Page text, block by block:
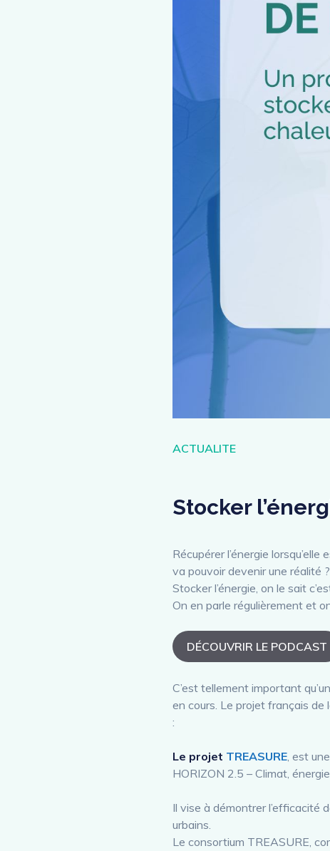
Catégories
ACTUALITE
Stocker
Récupérer l’énergie
va pouvoir devenir une réalité ?
Stocker l’énergie, on le sait
On en parle régulièrement et
DÉCOUVRIR LE PODCAST
C’est tellement important
en cours. Le projet français de
:
Le projet TREASURE, est
HORIZON 2.5 – Climat,
Il vise à démontrer l’efficacité
urbains.
Le consortium TREASURE,